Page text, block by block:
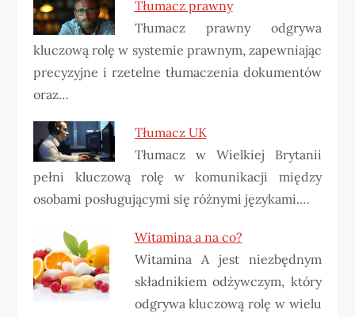
Tłumacz prawny
Tłumacz prawny odgrywa
kluczową rolę w systemie prawnym, zapewniając
precyzyjne i rzetelne tłumaczenia dokumentów
oraz…
Tłumacz UK
Tłumacz w Wielkiej Brytanii
pełni kluczową rolę w komunikacji między
osobami posługującymi się różnymi językami.…
Witamina a na co?
Witamina A jest niezbędnym
składnikiem odżywczym, który
odgrywa kluczową rolę w wielu